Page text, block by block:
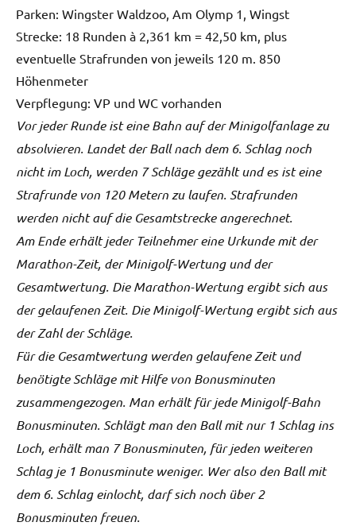
Parken: Wingster Waldzoo, Am Olymp 1, Wingst
Strecke: 18 Runden à 2,361 km = 42,50 km, plus
eventuelle Strafrunden von jeweils 120 m. 850
Höhenmeter
Verpflegung: VP und WC vorhanden
Vor jeder Runde ist eine Bahn auf der Minigolfanlage zu
absolvieren. Landet der Ball nach dem 6. Schlag noch
nicht im Loch, werden 7 Schläge gezählt und es ist eine
Strafrunde von 120 Metern zu laufen. Strafrunden
werden nicht auf die Gesamtstrecke angerechnet.
Am Ende erhält jeder Teilnehmer eine Urkunde mit der
Marathon-Zeit, der Minigolf-Wertung und der
Gesamtwertung. Die Marathon-Wertung ergibt sich aus
der gelaufenen Zeit. Die Minigolf-Wertung ergibt sich aus
der Zahl der Schläge.
Für die Gesamtwertung werden gelaufene Zeit und
benötigte Schläge mit Hilfe von Bonusminuten
zusammengezogen. Man erhält für jede Minigolf-Bahn
Bonusminuten. Schlägt man den Ball mit nur 1 Schlag ins
Loch, erhält man 7 Bonusminuten, für jeden weiteren
Schlag je 1 Bonusminute weniger. Wer also den Ball mit
dem 6. Schlag einlocht, darf sich noch über 2
Bonusminuten freuen.